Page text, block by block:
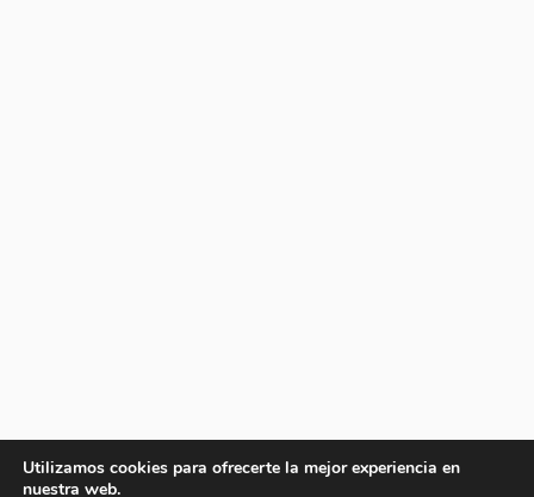
Utilizamos cookies para ofrecerte la mejor experiencia en
nuestra web.